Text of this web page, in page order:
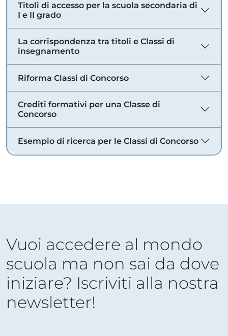
Titoli di accesso per la scuola secondaria di
I e II grado
La corrispondenza tra titoli e Classi di
insegnamento
Riforma Classi di Concorso
Crediti formativi per una Classe di
Concorso
Esempio di ricerca per le Classi di Concorso
Vuoi accedere al mondo
scuola ma non sai da dove
iniziare? Iscriviti alla nostra
newsletter!